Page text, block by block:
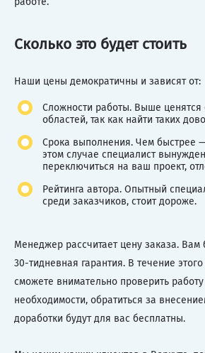
Сколько это будет стоить
Наши цены демократичны и зависят от:
Сложности работы. Выше ценятся
областей, так как найти таких
Срока выполнения. Чем быстрее
этом случае специалист
переключиться на ваш проект,
Рейтинга автора. Опытный
среди заказчиков, стоит дороже.
Менеджер рассчитает цену заказа. Вам
30-тидневная гарантия. В течение
сможете внимательно проверить
необходимости, обратиться за
доработки будут для вас бесплатны.